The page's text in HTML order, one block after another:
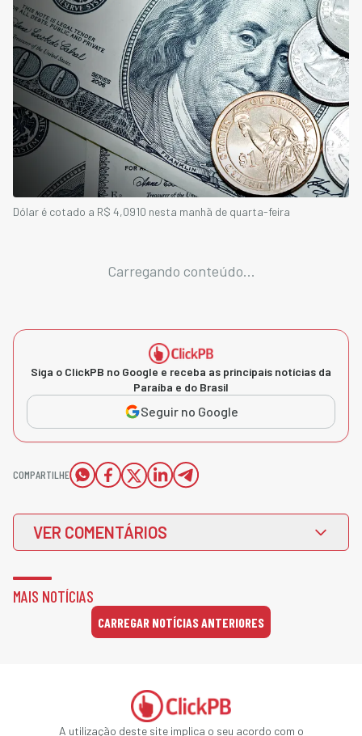
Dólar é cotado a R$ 4,0910 nesta manhã de quarta-feira
Carregando conteúdo...
Siga o ClickPB no Google e receba as principais notícias da
Paraíba e do Brasil
Seguir no Google
COMPARTILHE
VER COMENTÁRIOS
MAIS NOTÍCIAS
CARREGAR NOTÍCIAS ANTERIORES
A utilização deste site implica o seu acordo com o